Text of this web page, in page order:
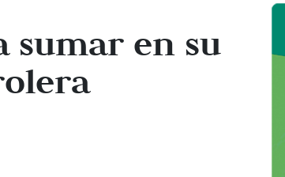
sumar en su